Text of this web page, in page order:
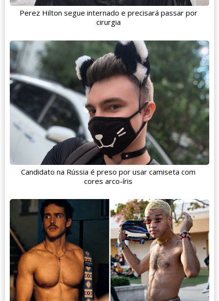
Perez Hilton segue internado e precisará passar por
cirurgia
Candidato na Rússia é preso por usar camiseta com
cores arco-íris